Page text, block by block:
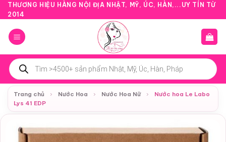
Bỏ
qua
nội
dung
THƯƠNG HIỆU HÀNG NỘI ĐỊA NHẬT, MỸ, ÚC, HÀN,...UY TÍN TỪ
2014
Tìm
kiếm
sản
phẩm
Trang chủ
› Nước Hoa › Nước Hoa Nữ ›
Nước hoa Le Labo
Lys 41 EDP